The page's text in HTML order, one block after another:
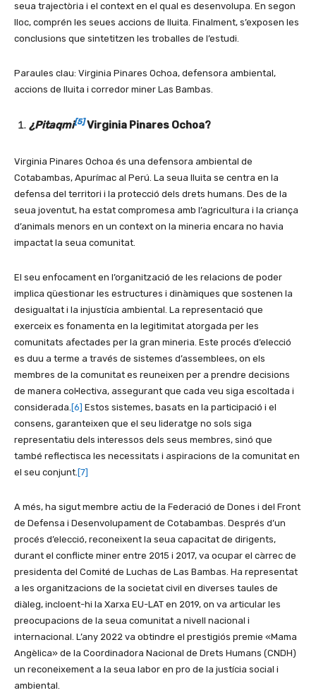
seua trajectòria i el context en el qual es desenvolupa. En segon
lloc, comprén les seues accions de lluita. Finalment, s’exposen les
conclusions que sintetitzen les troballes de l’estudi.
Paraules clau: Virginia Pinares Ochoa, defensora ambiental,
accions de lluita i corredor miner Las Bambas.
¿Pitaqmi[5] Virginia Pinares Ochoa?
Virginia Pinares Ochoa és una defensora ambiental de
Cotabambas, Apurímac al Perú. La seua lluita se centra en la
defensa del territori i la protecció dels drets humans. Des de la
seua joventut, ha estat compromesa amb l’agricultura i la criança
d’animals menors en un context on la mineria encara no havia
impactat la seua comunitat.
El seu enfocament en l’organització de les relacions de poder
implica qüestionar les estructures i dinàmiques que sostenen la
desigualtat i la injustícia ambiental. La representació que
exerceix es fonamenta en la legitimitat atorgada per les
comunitats afectades per la gran mineria. Este procés d’elecció
es duu a terme a través de sistemes d’assemblees, on els
membres de la comunitat es reuneixen per a prendre decisions
de manera col·lectiva, assegurant que cada veu siga escoltada i
considerada. [6] Estos sistemes, basats en la participació i el
consens, garanteixen que el seu lideratge no sols siga
representatiu dels interessos dels seus membres, sinó que
també reflectisca les necessitats i aspiracions de la comunitat en
el seu conjunt. [7]
A més, ha sigut membre actiu de la Federació de Dones i del Front
de Defensa i Desenvolupament de Cotabambas. Després d’un
procés d’elecció, reconeixent la seua capacitat de dirigents,
durant el conflicte miner entre 2015 i 2017, va ocupar el càrrec de
presidenta del Comité de Luchas de Las Bambas. Ha representat
a les organitzacions de la societat civil en diverses taules de
diàleg, incloent-hi la Xarxa EU-LAT en 2019, on va articular les
preocupacions de la seua comunitat a nivell nacional i
internacional. L’any 2022 va obtindre el prestigiós premie «Mama
Angèlica» de la Coordinadora Nacional de Drets Humans (CNDH)
un reconeixement a la seua labor en pro de la justícia social i
ambiental.